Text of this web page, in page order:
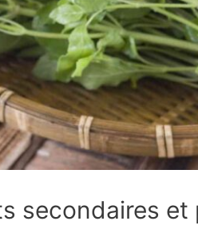
secondaires et